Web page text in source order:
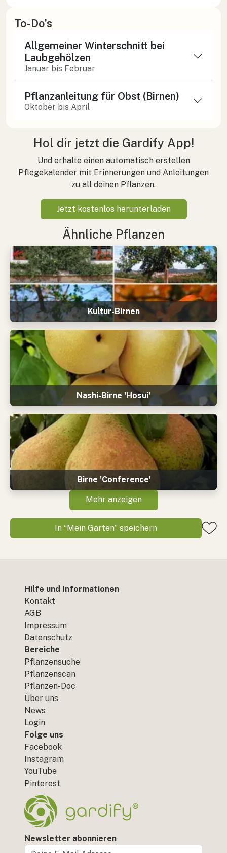
To-Do’s
Allgemeiner Winterschnitt bei
Laubgehölzen
Januar bis Februar
Pflanzanleitung für Obst (Birnen)
Oktober bis April
Hol dir jetzt die Gardify App!
Und erhalte einen automatisch erstellen
Pflegekalender mit Erinnerungen und Anleitungen
zu all deinen Pflanzen.
Jetzt kostenlos herunterladen
Ähnliche Pflanzen
Kultur-Birnen
Nashi-Birne 'Hosui'
Birne 'Conference'
Mehr anzeigen
In “Mein Garten” speichern
Hilfe und Informationen
Kontakt
AGB
Impressum
Datenschutz
Bereiche
Pflanzensuche
Pflanzenscan
Pflanzen-Doc
Über uns
News
Login
Folge uns
Facebook
Instagram
YouTube
Pinterest
Newsletter abonnieren